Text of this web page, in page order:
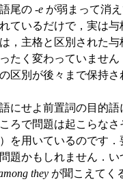
尾の -e が弱まって消
ているだけで，実は
，主格と区別された
たく変わっていませ
区別が後々まで保持さ
にせよ前置詞の目的
ろで問題は起こらな
を用いているのです
題かもしれません．
they が聞こえてく